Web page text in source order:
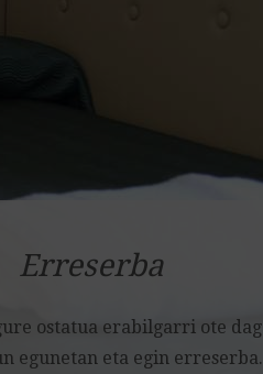
Erreserba
ostatua erabilgarri ote
egunetan eta egin erreserba.